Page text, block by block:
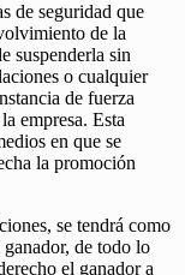
de seguridad que
de la
suspenderla sin
o cualquier
de fuerza
empresa. Esta
en que se
la promoción
se tendrá como
de todo lo
el ganador a